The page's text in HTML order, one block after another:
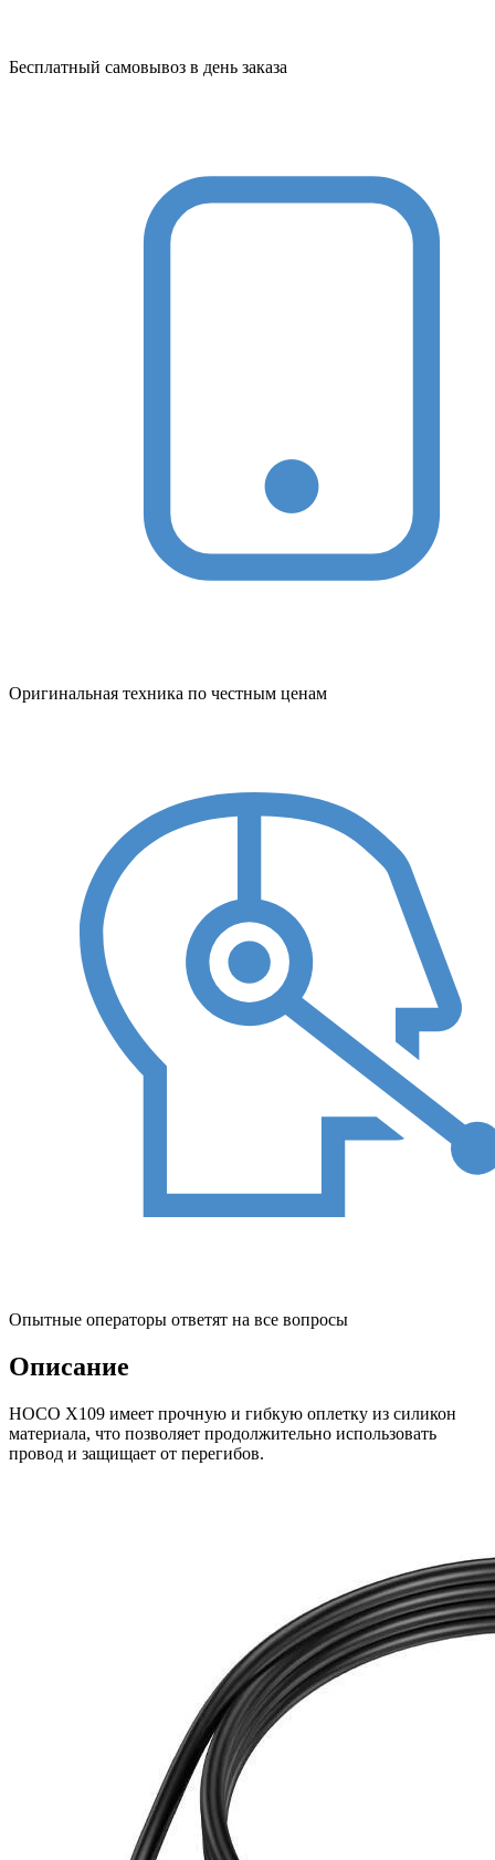
Бесплатный самовывоз в день заказа
Оригинальная техника по честным ценам
Опытные операторы ответят на все вопросы
Описание
HOCO X109 имеет прочную и гибкую оплетку из силикон
материала, что позволяет продолжительно использовать
провод и защищает от перегибов.